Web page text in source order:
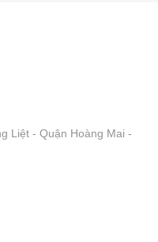
Liệt - Quận Hoàng Mai -